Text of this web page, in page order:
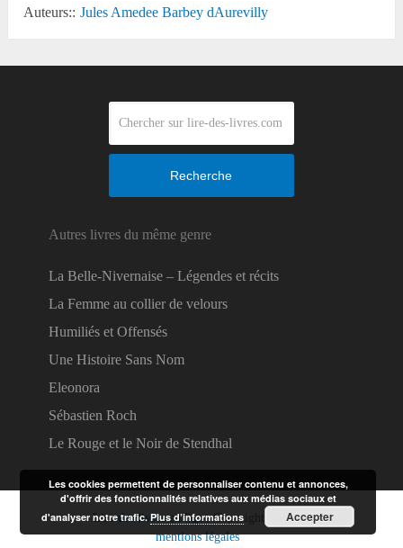
Auteurs:: Jules Amedee Barbey dAurevilly
Recherche
Autres livres du même genre
La Belle-Nivernaise – Légendes et récits
La Femme au collier de velours
Humiliés et Offensés
Une Histoire Sans Nom
Eleonora
Sébastien Roch
Le Rouge et le Noir de Stendhal
Lire des livres en ligneCopyright © 2026.
mentions légales
Les cookies permettent de personnaliser contenu et annonces,
d'offrir des fonctionnalités relatives aux médias sociaux et
d'analyser notre trafic.Plus d’informations Accepter